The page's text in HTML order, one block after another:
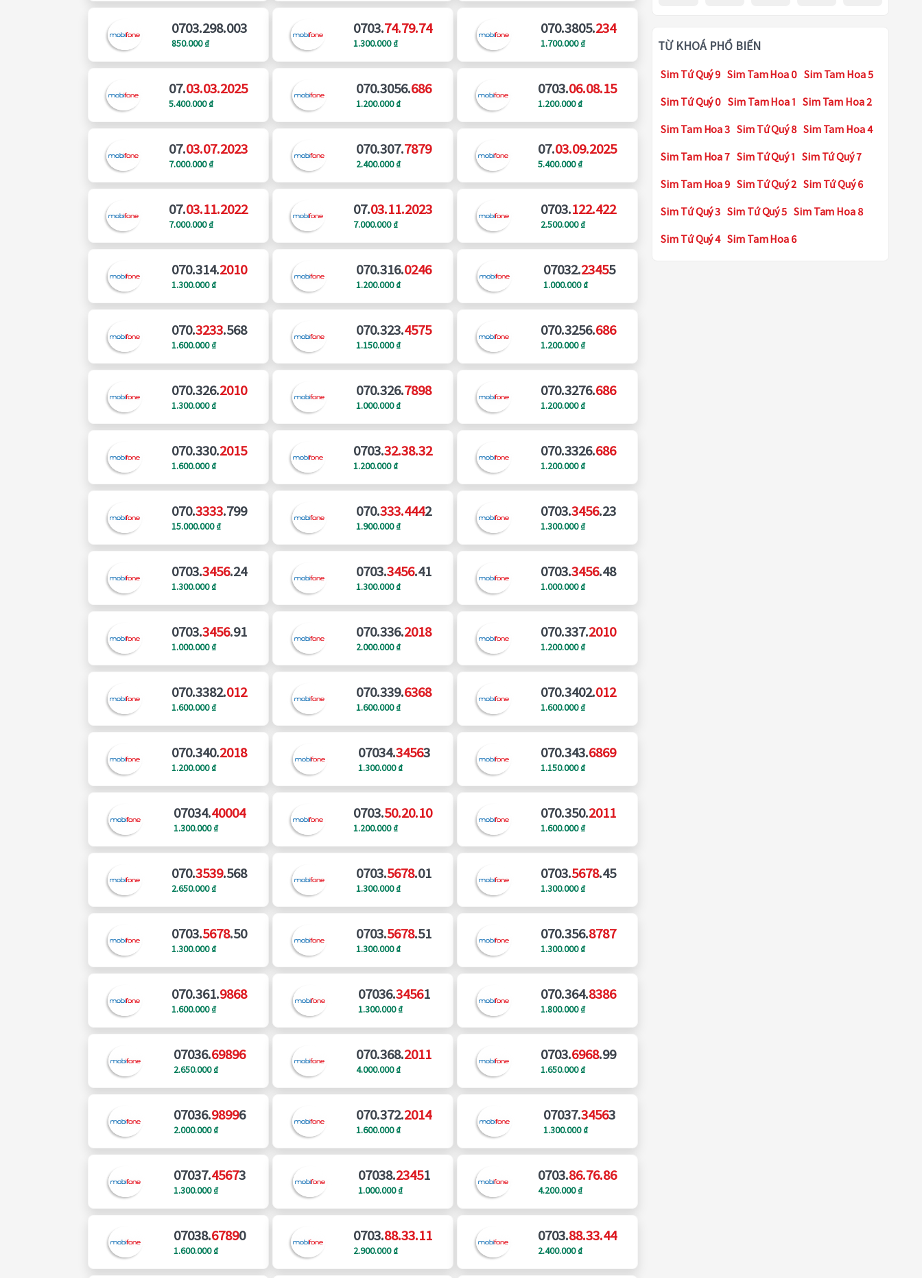
0703.298.003
850.000 ₫
0703.74.79.74
1.300.000 ₫
070.3805.234
1.700.000 ₫
07.03.03.2025
5.400.000 ₫
070.3056.686
1.200.000 ₫
0703.06.08.15
1.200.000 ₫
07.03.07.2023
7.000.000 ₫
070.307.7879
2.400.000 ₫
07.03.09.2025
5.400.000 ₫
07.03.11.2022
7.000.000 ₫
07.03.11.2023
7.000.000 ₫
0703.122.422
2.500.000 ₫
070.314.2010
1.300.000 ₫
070.316.0246
1.200.000 ₫
07032.23455
1.000.000 ₫
070.3233.568
1.600.000 ₫
070.323.4575
1.150.000 ₫
070.3256.686
1.200.000 ₫
070.326.2010
1.300.000 ₫
070.326.7898
1.000.000 ₫
070.3276.686
1.200.000 ₫
070.330.2015
1.600.000 ₫
0703.32.38.32
1.200.000 ₫
070.3326.686
1.200.000 ₫
070.3333.799
15.000.000 ₫
070.333.4442
1.900.000 ₫
0703.3456.23
1.300.000 ₫
0703.3456.24
1.300.000 ₫
0703.3456.41
1.300.000 ₫
0703.3456.48
1.000.000 ₫
0703.3456.91
1.000.000 ₫
070.336.2018
2.000.000 ₫
070.337.2010
1.200.000 ₫
070.3382.012
1.600.000 ₫
070.339.6368
1.600.000 ₫
070.3402.012
1.600.000 ₫
070.340.2018
1.200.000 ₫
07034.34563
1.300.000 ₫
070.343.6869
1.150.000 ₫
07034.40004
1.300.000 ₫
0703.50.20.10
1.200.000 ₫
070.350.2011
1.600.000 ₫
070.3539.568
2.650.000 ₫
0703.5678.01
1.300.000 ₫
0703.5678.45
1.300.000 ₫
0703.5678.50
1.300.000 ₫
0703.5678.51
1.300.000 ₫
070.356.8787
1.300.000 ₫
070.361.9868
1.600.000 ₫
07036.34561
1.300.000 ₫
070.364.8386
1.800.000 ₫
07036.69896
2.650.000 ₫
070.368.2011
4.000.000 ₫
0703.6968.99
1.650.000 ₫
07036.98996
2.000.000 ₫
070.372.2014
1.600.000 ₫
07037.34563
1.300.000 ₫
07037.45673
1.300.000 ₫
07038.23451
1.000.000 ₫
0703.86.76.86
4.200.000 ₫
07038.67890
1.600.000 ₫
0703.88.33.11
2.900.000 ₫
0703.88.33.44
2.400.000 ₫
TỪ KHOÁ PHỔ BIẾN
Sim Tứ Quý 9 Sim Tam Hoa 0 Sim Tam Hoa 5
Sim Tứ Quý 0 Sim Tam Hoa 1 Sim Tam Hoa 2
Sim Tam Hoa 3 Sim Tứ Quý 8 Sim Tam Hoa 4
Sim Tam Hoa 7 Sim Tứ Quý 1 Sim Tứ Quý 7
Sim Tam Hoa 9 Sim Tứ Quý 2 Sim Tứ Quý 6
Sim Tứ Quý 3 Sim Tứ Quý 5 Sim Tam Hoa 8
Sim Tứ Quý 4 Sim Tam Hoa 6